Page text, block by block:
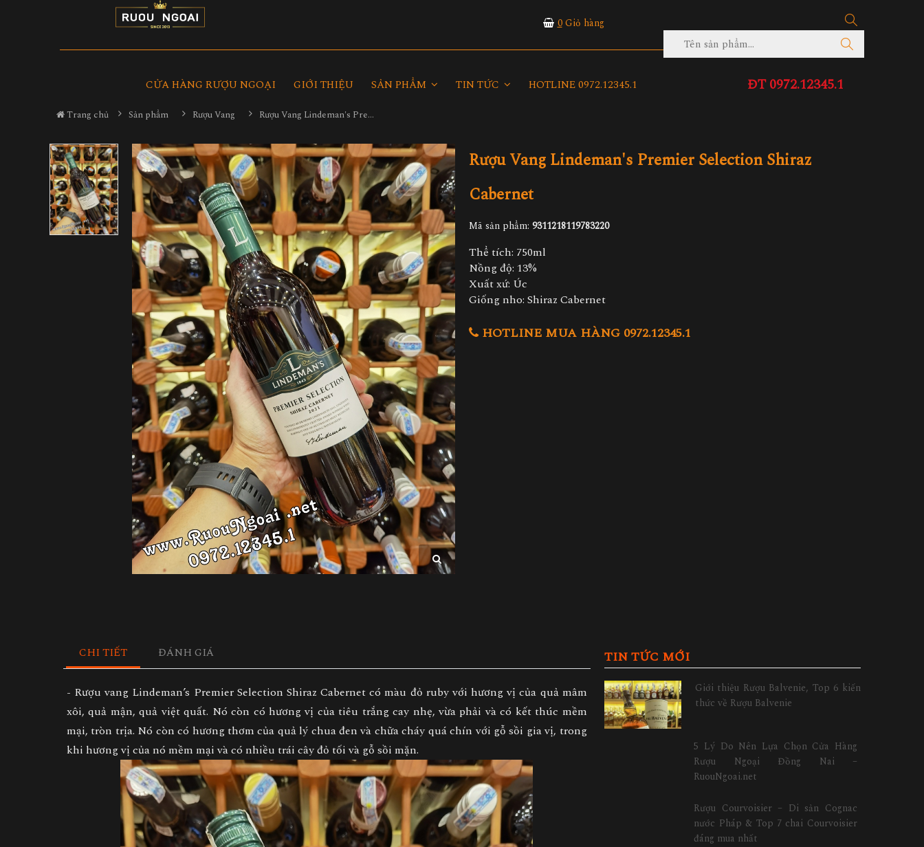
0 Giỏ hàng
CỬA HÀNG RƯỢU NGOẠI GIỚI THIỆU SẢN PHẨM TIN TỨC HOTLINE 0972.12345.1 ĐT 0972.12345.1
Trang chủ Sản phẩm Rượu Vang Rượu Vang Lindeman's Premier Selection Shiraz Cabernet
Rượu Vang Lindeman's Premier Selection Shiraz
Cabernet
Mã sản phẩm: 9311218119783220
Thể tích: 750ml
Nồng độ: 13%
Xuất xứ: Úc
Giống nho: Shiraz Cabernet
HOTLINE MUA HÀNG 0972.12345.1
CHI TIẾT ĐÁNH GIÁ
- Rượu vang Lindeman’s Premier Selection Shiraz Cabernet có màu đỏ ruby với hương vị của quả mâm
xôi, quả mận, quả việt quất. Nó còn có hương vị của tiêu trắng cay nhẹ, vừa phải và có kết thúc mềm
mại, tròn trịa. Nó còn có hương thơm của quả lý chua đen và chữa cháy quá chín với gỗ sồi gia vị, trong
khi hương vị của nó mềm mại và có nhiều trái cây đỏ tối và gỗ sồi mặn.
TIN TỨC MỚI
Giới thiệu Rượu Balvenie, Top 6 kiến
thức về Rượu Balvenie
5 Lý Do Nên Lựa Chọn Cửa Hàng
Rượu Ngoại Đồng Nai –
RuouNgoai.net
Rượu Courvoisier – Di sản Cognac
nước Pháp & Top 7 chai Courvoisier
đáng mua nhất